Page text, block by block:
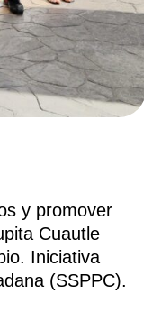
y promover
Cuautle
Iniciativa
(SSPPC).